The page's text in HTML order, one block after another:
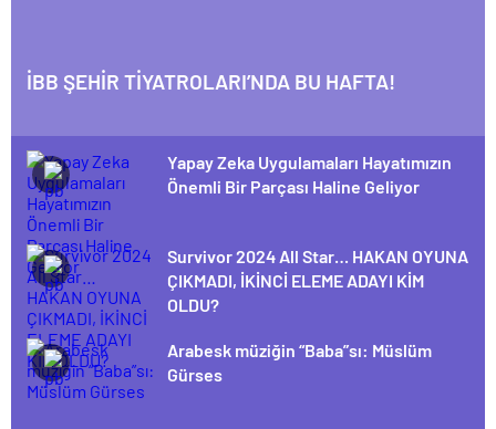
İBB ŞEHİR TİYATROLARI’NDA BU HAFTA!
Yapay Zeka Uygulamaları Hayatımızın
Önemli Bir Parçası Haline Geliyor
Survivor 2024 All Star… HAKAN OYUNA
ÇIKMADI, İKİNCİ ELEME ADAYI KİM
OLDU?
Arabesk müziğin “Baba”sı: Müslüm
Gürses